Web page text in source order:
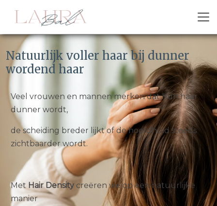
Natuurlijk voller haar bij dunner
wordend haar
Veel vrouwen en mannen merken dat hun haar
dunner wordt,
de scheiding breder lijkt of de hoofdhuid steeds
zichtbaarder wordt.
MetHair Density creëren we op een natuurlijke
manier